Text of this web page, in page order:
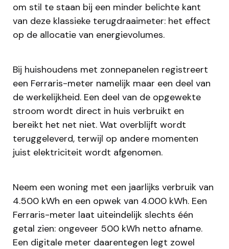
om stil te staan bij een minder belichte kant
van deze klassieke terugdraaimeter: het effect
op de allocatie van energievolumes.
Bij huishoudens met zonnepanelen registreert
een Ferraris-meter namelijk maar een deel van
de werkelijkheid. Een deel van de opgewekte
stroom wordt direct in huis verbruikt en
bereikt het net niet. Wat overblijft wordt
teruggeleverd, terwijl op andere momenten
juist elektriciteit wordt afgenomen.
Neem een woning met een jaarlijks verbruik van
4.500 kWh en een opwek van 4.000 kWh. Een
Ferraris-meter laat uiteindelijk slechts één
getal zien: ongeveer 500 kWh netto afname.
Een digitale meter daarentegen legt zowel